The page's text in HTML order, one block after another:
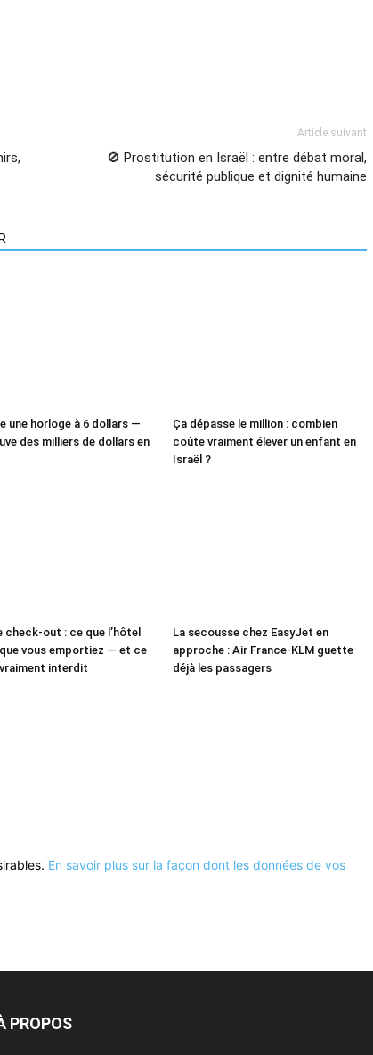
Article suivant
🚫 Prostitution en Israël : entre débat moral,
sécurité publique et dignité humaine
une horloge à 6 dollars —
des milliers de dollars en
Ça dépasse le million : combien
coûte vraiment élever un enfant en
Israël ?
check-out : ce que l’hôtel
vous emportiez — et ce
interdit
La secousse chez EasyJet en
approche : Air France-KLM guette
déjà les passagers
En savoir plus sur la façon dont les données de vos
PROPOS